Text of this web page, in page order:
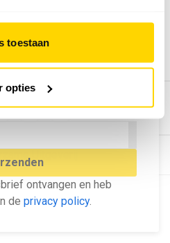
toestaan
opties
ONZE
laatste nieuws!
ontvangen en heb
de privacy policy.
Uitgeverij